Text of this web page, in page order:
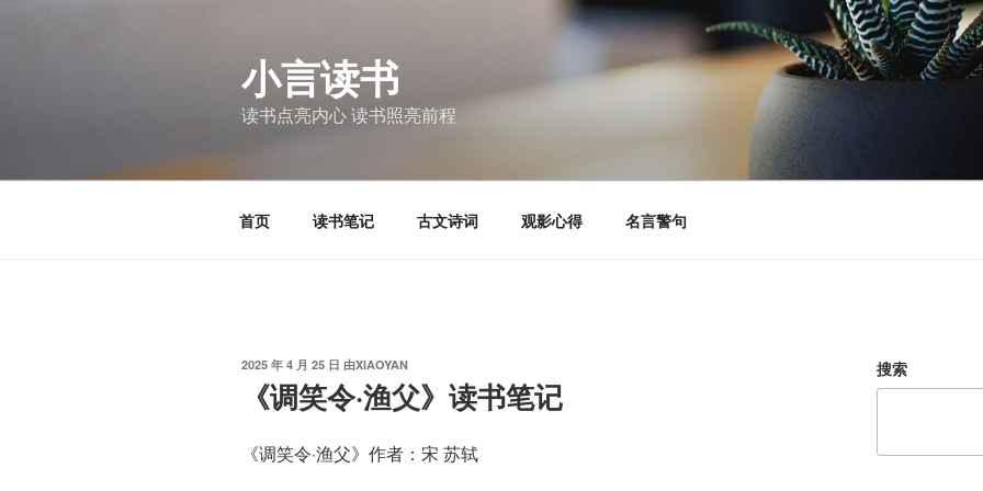
小言读书
读书点亮内心 读书照亮前程
首页 读书笔记 古文诗词 观影心得 名言警句
发
2025 年 4 月 25 日 由XIAOYAN
《调笑令·渔父》读书笔记
《调笑令·渔父》作者：宋 苏轼
搜索